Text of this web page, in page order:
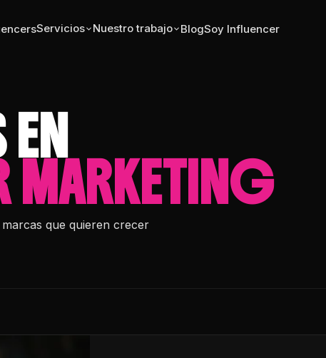
Servicios Nuestro trabajo BlogSoy Influencer
MARKETING
que quieren crecer